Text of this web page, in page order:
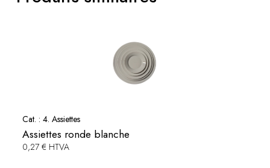
Cat. : 4. Assiettes
Assiettes ronde blanche
0,27 € HTVA